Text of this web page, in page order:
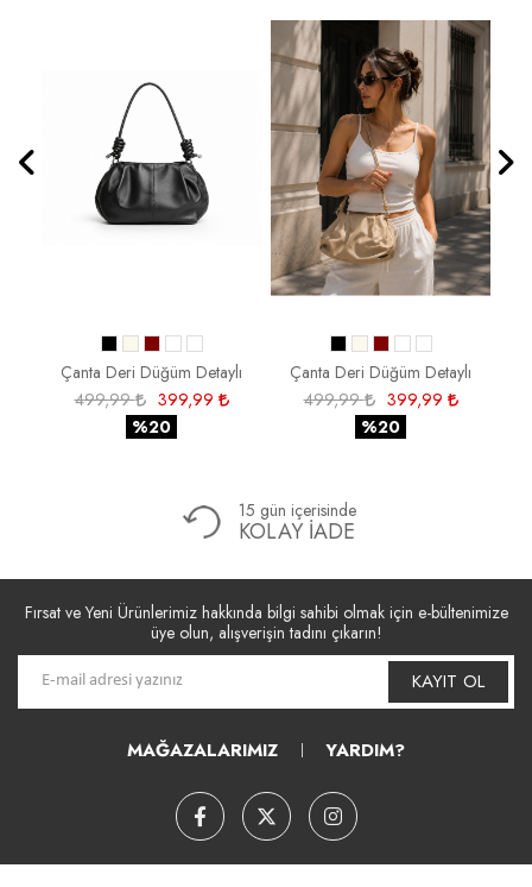
Çanta Deri Düğüm Detaylı
499,99
399,99
%20
Çanta Deri Düğüm Detaylı
499,99
399,99
%20
15 gün içerisinde
KOLAY İADE
Fırsat ve Yeni Ürünlerimiz hakkında bilgi sahibi olmak için e-bültenimize
üye olun, alışverişin tadını çıkarın!
KAYIT OL
MAĞAZALARIMIZ YARDIM?